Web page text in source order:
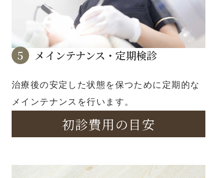
メインテナンス・定期検診
治療後の安定した状態を保つために定期的な
メインテナンスを行います。
初診費用の目安